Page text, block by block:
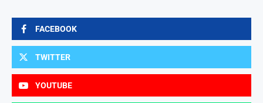
FACEBOOK
TWITTER
YOUTUBE